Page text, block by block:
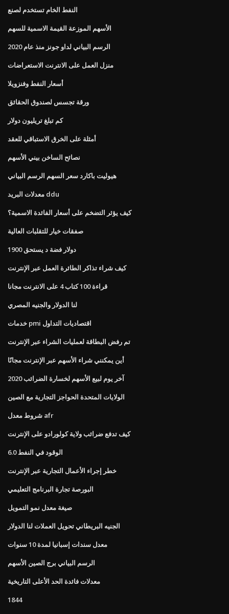
النفط الخام تستخدم لصنع
الأسهم الموزعة القيمة الاسمية للسهم
الرسم البياني لداو جونز منذ عام 2020
منزل العمل على الانترنت الاستعراضات
أسعار النفط وفنزويلا
ورقة تجسس لصندوق الحقائق
كم تبلغ تريليون دولار
أمثلة على الخرق الاستباقي للعقد
نصائح الساخن بيني الأسهم
هيوليت باكارد سعر السهم الرسم البياني
معدلات البريد ddu
كيف يؤثر التضخم على أسعار الفائدة الاسمية؟
صفقات خيار للتقلبات العالية
1900 دولار فضة د يستحق
كيف شراء تذاكر الطائرة العمل عبر الإنترنت
قراءة 100 كتاب 4 على الانترنت مجانا
لنا الدولار والجنيه المصري
خدمات pmi اقتصاديات التداول
تم رفض البطاقة لعمليات الشراء عبر الإنترنت
أين يمكنني شراء الأسهم عبر الإنترنت مجانًا
آخر يوم لبيع الأسهم لخسارة الضرائب 2020
الولايات المتحدة الحواجز التجارية مع الصين
شروط معدل afr
كيف تدفع ضرائب ولاية كولورادو على الإنترنت
الوقود في النفط 6.0
خطر إجراء الأعمال التجارية عبر الإنترنت
البورصة تجارة البرنامج التعليمي
صيغة معدل نمو التمويل
الجنيه البريطاني تحويل العملات لنا الدولار
معدل سندات إسبانيا لمدة 10 سنوات
الرسم البياني برج الصين الأسهم
معدلات فائدة الحد الأعلى التاريخية
1844